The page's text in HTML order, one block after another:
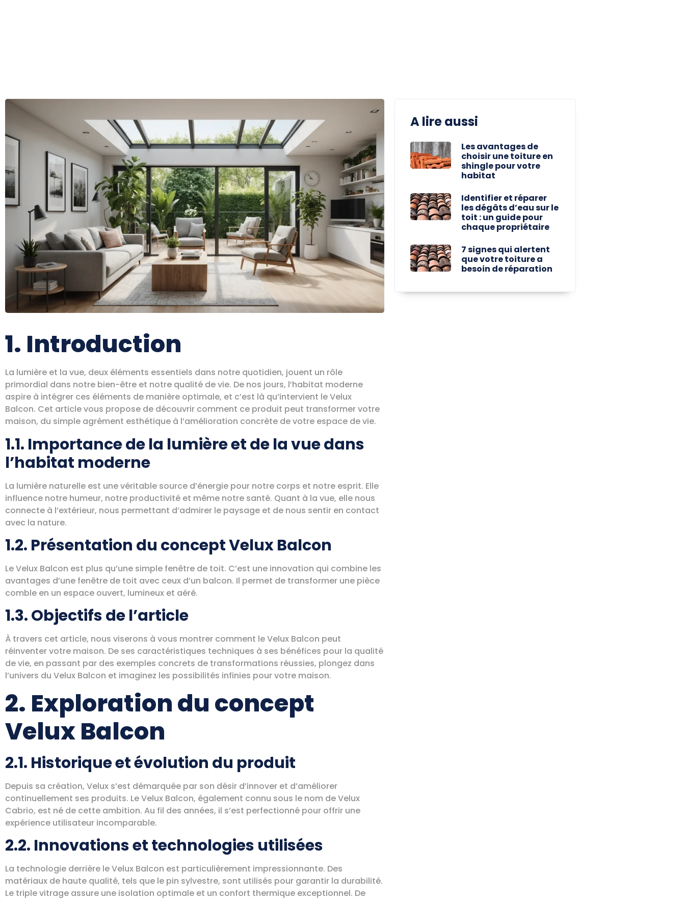
1. Introduction
La lumière et la vue, deux éléments essentiels dans notre quotidien, jouent un rôle
primordial dans notre bien-être et notre qualité de vie. De nos jours, l’habitat moderne
aspire à intégrer ces éléments de manière optimale, et c’est là qu’intervient le Velux
Balcon. Cet article vous propose de découvrir comment ce produit peut transformer votre
maison, du simple agrément esthétique à l’amélioration concrète de votre espace de vie.
1.1. Importance de la lumière et de la vue dans
l’habitat moderne
La lumière naturelle est une véritable source d’énergie pour notre corps et notre esprit. Elle
influence notre humeur, notre productivité et même notre santé. Quant à la vue, elle nous
connecte à l’extérieur, nous permettant d’admirer le paysage et de nous sentir en contact
avec la nature.
1.2. Présentation du concept Velux Balcon
Le Velux Balcon est plus qu’une simple fenêtre de toit. C’est une innovation qui combine les
avantages d’une fenêtre de toit avec ceux d’un balcon. Il permet de transformer une pièce
comble en un espace ouvert, lumineux et aéré.
1.3. Objectifs de l’article
À travers cet article, nous viserons à vous montrer comment le Velux Balcon peut
réinventer votre maison. De ses caractéristiques techniques à ses bénéfices pour la qualité
de vie, en passant par des exemples concrets de transformations réussies, plongez dans
l’univers du Velux Balcon et imaginez les possibilités infinies pour votre maison.
2. Exploration du concept
Velux Balcon
2.1. Historique et évolution du produit
Depuis sa création, Velux s’est démarquée par son désir d’innover et d’améliorer
continuellement ses produits. Le Velux Balcon, également connu sous le nom de Velux
Cabrio, est né de cette ambition. Au fil des années, il s’est perfectionné pour offrir une
expérience utilisateur incomparable.
2.2. Innovations et technologies utilisées
La technologie derrière le Velux Balcon est particulièrement impressionnante. Des
matériaux de haute qualité, tels que le pin sylvestre, sont utilisés pour garantir la durabilité.
Le triple vitrage assure une isolation optimale et un confort thermique exceptionnel. De
A lire aussi
Les avantages de
choisir une toiture en
shingle pour votre
habitat
Identifier et réparer
les dégâts d’eau sur le
toit : un guide pour
chaque propriétaire
7 signes qui alertent
que votre toiture a
besoin de réparation